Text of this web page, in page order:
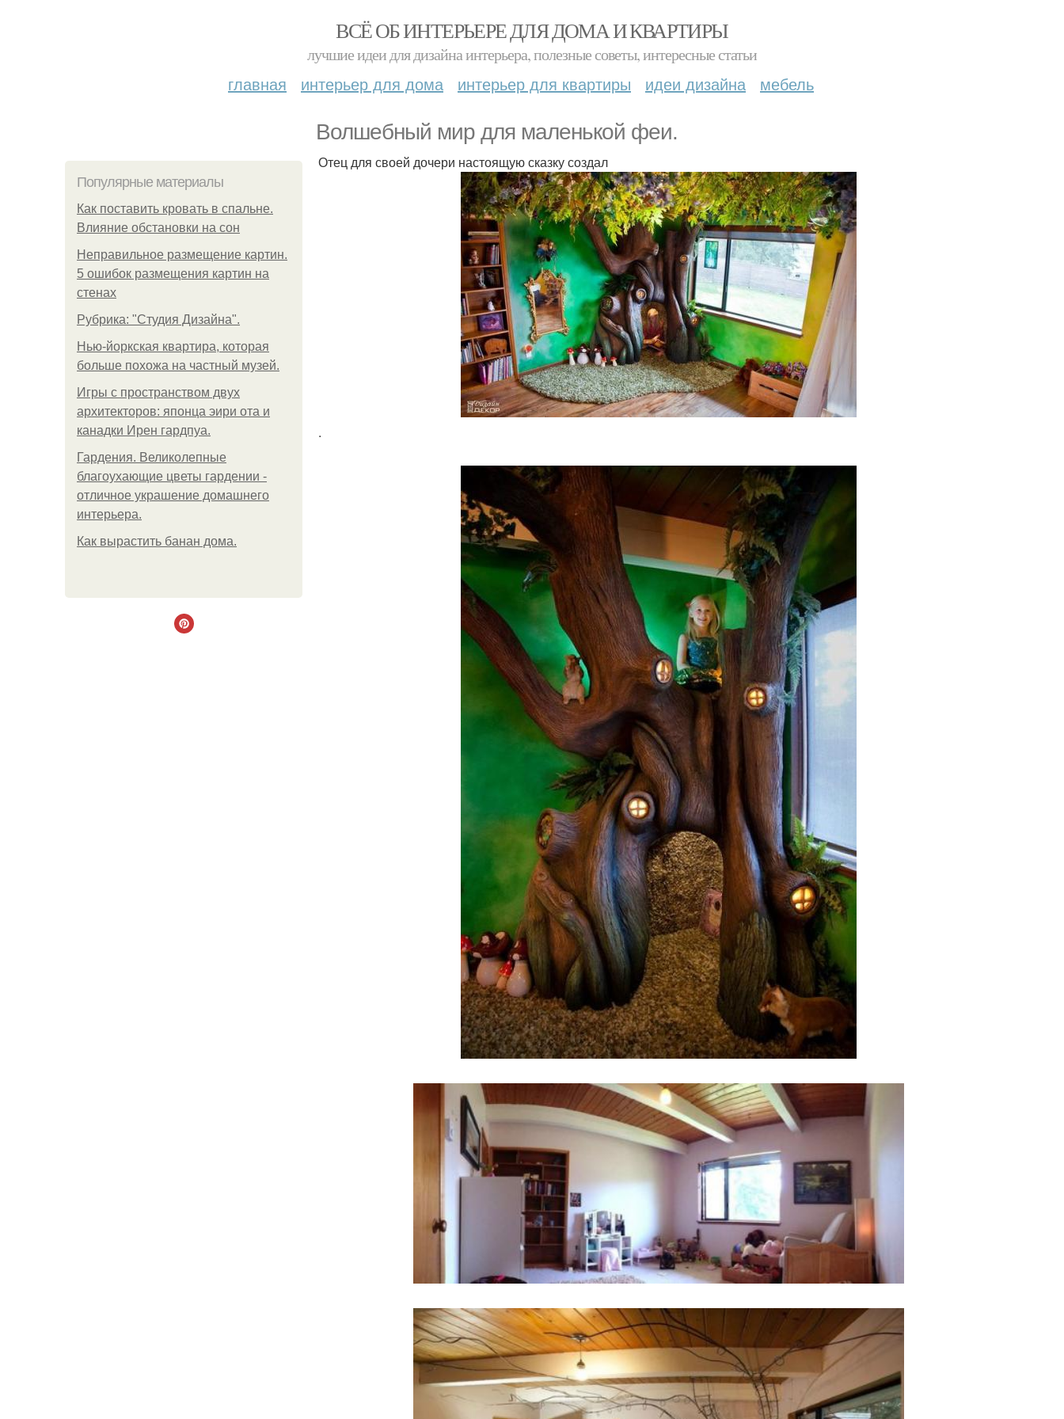
ВСЁ ОБ ИНТЕРЬЕРЕ ДЛЯ ДОМА И КВАРТИРЫ
лучшие идеи для дизайна интерьера, полезные советы, интересные статьи
главная интерьер для дома интерьер для квартиры идеи дизайна мебель
Волшебный мир для маленькой феи.
Популярные материалы
Как поставить кровать в спальне.
Влияние обстановки на сон
Неправильное размещение картин.
5 ошибок размещения картин на
стенах
Рубрика: "Студия Дизайна".
Нью-йоркская квартира, которая
больше похожа на частный музей.
Игры с пространством двух
архитекторов: японца эири ота и
канадки Ирен гардпуа.
Гардения. Великолепные
благоухающие цветы гардении -
отличное украшение домашнего
интерьера.
Как вырастить банан дома.
Отец для своей дочери настоящую сказку создал
.